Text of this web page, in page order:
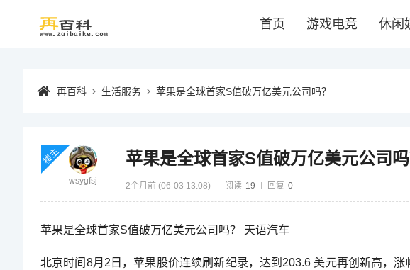
首页 游戏电竞 休闲
再百科 生活服务 苹果是全球首家S值破万亿美元公司吗？
苹果是全球首家S值破万亿美元公司吗
2个月前 (06-03 13:08) 阅读 19 回复 0
wsygfsj
楼主
苹果是全球首家S值破万亿美元公司吗？ 天语汽车
北京时间8月2日，苹果股价连续刷新纪录，达到203.6 美元再创新高，